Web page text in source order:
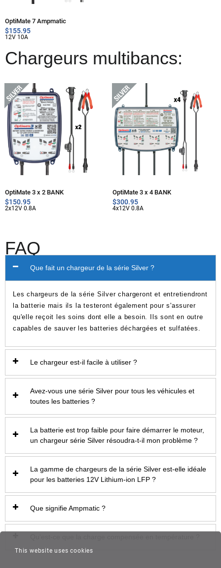
OptiMate 7 Ampmatic
$155.95
12V 10A
Chargeurs multibancs:
OptiMate 3 x 2 BANK
$150.95
2x12V 0.8A
OptiMate 3 x 4 BANK
$300.95
4x12V 0.8A
FAQ
Que fait un chargeur de la série Silver ?
Les chargeurs de la série Silver chargeront et entretiendront
la batterie mais ils la testeront également pour s'assurer
qu'elle reçoit les soins dont elle a besoin. Ils sont en outre
capables de sauver les batteries déchargées et sulfatées.
Le chargeur est-il facile à utiliser ?
Avez-vous une série Silver pour tous les véhicules et
toutes les batteries ?
La batterie est trop faible pour faire démarrer le moteur,
un chargeur série Silver résoudra-t-il mon problème ?
La gamme de chargeurs de la série Silver est-elle idéale
pour les batteries 12V Lithium-ion LFP ?
Que signifie Ampmatic ?
This website uses cookies